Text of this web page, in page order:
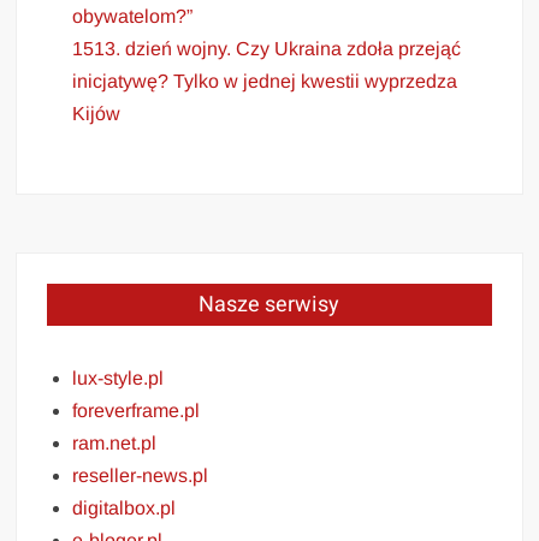
obywatelom?”
1513. dzień wojny. Czy Ukraina zdoła przejąć
inicjatywę? Tylko w jednej kwestii wyprzedza
Kijów
Nasze serwisy
lux-style.pl
foreverframe.pl
ram.net.pl
reseller-news.pl
digitalbox.pl